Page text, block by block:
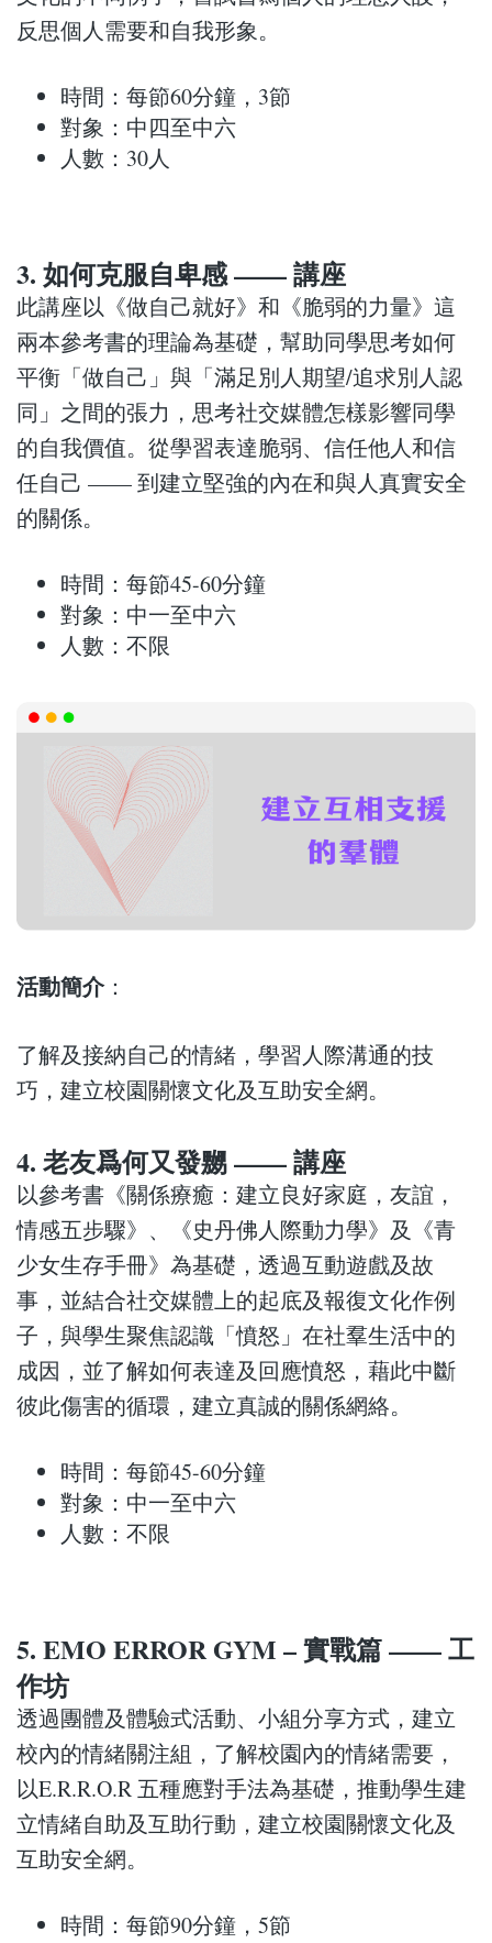
反思個人需要和自我形象。
時間：每節60分鐘，3節
對象：中四至中六
人數：30人
3. 如何克服自卑感 —— 講座
此講座以《做自己就好》和《脆弱的力量》這
兩本參考書的理論為基礎，幫助同學思考如何
平衡「做自己」與「滿足別人期望/追求別人認
同」之間的張力，思考社交媒體怎樣影響同學
的自我價值。從學習表達脆弱、信任他人和信
任自己 —— 到建立堅強的內在和與人真實安全
的關係。
時間：每節45-60分鐘
對象：中一至中六
人數：不限
活動簡介：
了解及接納自己的情緒，學習人際溝通的技
巧，建立校園關懷文化及互助安全網。
4. 老友爲何又發嬲 —— 講座
以參考書《關係療癒：建立良好家庭，友誼，
情感五步驟》、《史丹佛人際動力學》及《青
少女生存手冊》為基礎，透過互動遊戲及故
事，並結合社交媒體上的起底及報復文化作例
子，與學生聚焦認識「憤怒」在社羣生活中的
成因，並了解如何表達及回應憤怒，藉此中斷
彼此傷害的循環，建立真誠的關係網絡。
時間：每節45-60分鐘
對象：中一至中六
人數：不限
5. EMO ERROR GYM – 實戰篇 —— 工
作坊
透過團體及體驗式活動、小組分享方式，建立
校內的情緒關注組，了解校園內的情緒需要，
以E.R.R.O.R 五種應對手法為基礎，推動學生建
立情緒自助及互助行動，建立校園關懷文化及
互助安全網。
時間：每節90分鐘，5節